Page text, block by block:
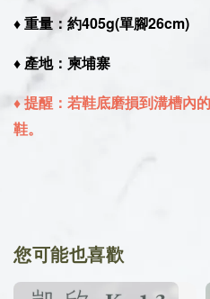
♦︎ 重量：約405g(單腳26cm)
♦︎ 產地：柬埔寨
♦︎ 提醒：若鞋底磨損到溝槽內
鞋。
您可能也喜歡